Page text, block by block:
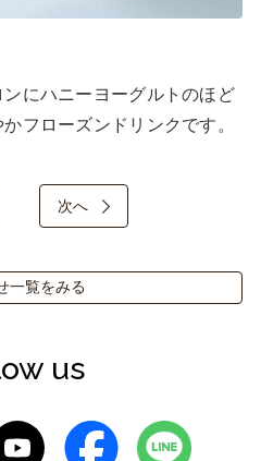
にハニーヨーグルトのほど
フローズンドリンクです。
次へ
一覧をみる
us